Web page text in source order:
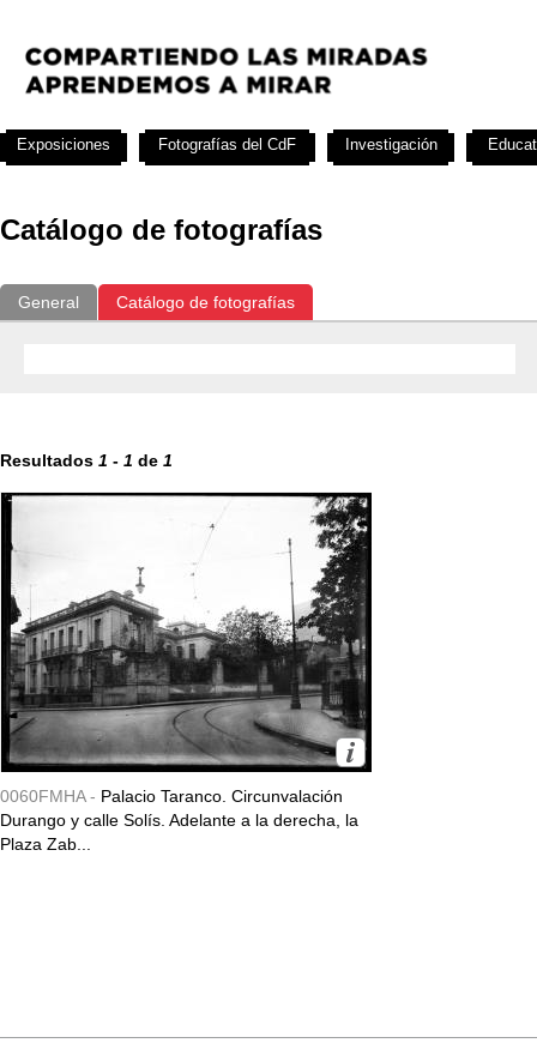
Catálogo de fotografías
General Catálogo de fotografías
Resultados 1 - 1 de 1
0060FMHA - Palacio Taranco. Circunvalación
Durango y calle Solís. Adelante a la derecha, la
Plaza Zab...
Exposiciones Fotografías del CdF Investigación